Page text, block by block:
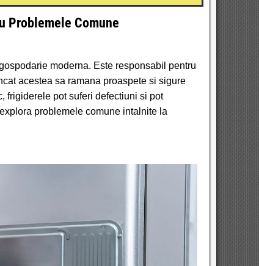
Problemele Comune
moderna. Este responsabil pentru
acestea sa ramana proaspete si sigure
frigiderele pot suferi defectiuni si pot
problemele comune intalnite la